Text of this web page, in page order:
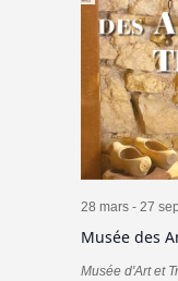
Musée des
28 mars- 27
Musée d'Art et